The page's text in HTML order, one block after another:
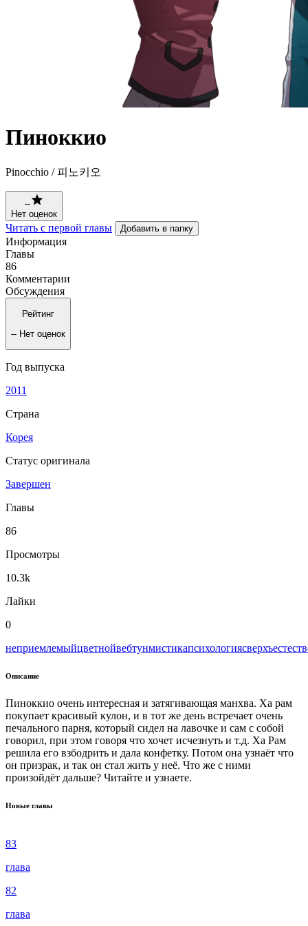
Пиноккио
Pinocchio / 피노키오
--
Нет оценок
Читать с первой главы Добавить в папку
Информация
Главы
86
Комментарии
Обсуждения
Рейтинг
-- Нет оценок
Год выпуска
2011
Страна
Корея
Статус оригинала
Завершен
Главы
86
Просмотры
10.3k
Лайки
0
неприемлемыйцветнойвeбтунмистикапсихология
Описание
Пиноккио очень интересная и затягивающая манхва. Ха рам
покупает красивый кулон, и в тот же день встречает очень
печального парня, который сидел на лавочке и сам с собой
говорил, при этом говоря что хочет исчезнуть и т.д. Ха Рам
решила его взбодрить и дала конфетку. Потом она узнаёт что
он призрак, и так он стал жить у неё. Что же с ними
произойдёт дальше? Читайте и узнаете.
Новые главы
83
глава
82
глава